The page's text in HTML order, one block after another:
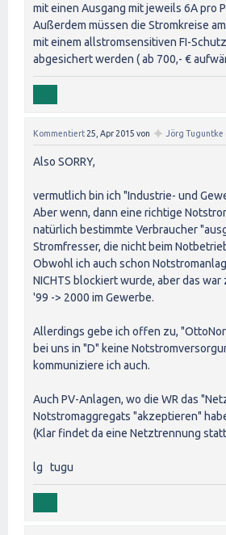
mit einen Ausgang mit jeweils 6A pro
Außerdem müssen die Stromkreise
mit einem allstromsensitiven FI-
abgesichert werden ( ab 700,- €
Kommentiert 25, Apr 2015 von ✦ Jörg Tuguntke
Also SORRY,
vermutlich bin ich "Industrie- und
Aber wenn, dann eine richtige
natürlich bestimmte Verbraucher
Stromfresser, die nicht beim
Obwohl ich auch schon
NICHTS blockiert wurde, aber das
'99 -> 2000 im Gewerbe.
Allerdings gebe ich offen zu,
bei uns in "D" keine
kommuniziere ich auch.
Auch PV-Anlagen, wo die WR das
Notstromaggregats "akzeptieren"
(Klar findet da eine Netztrennung
lg tugu